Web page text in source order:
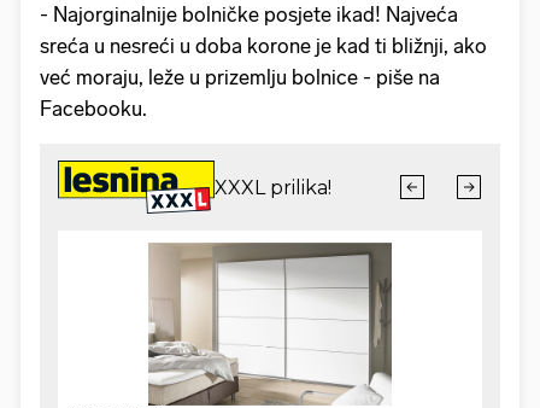
- Najorginalnije bolničke posjete ikad! Najveća
sreća u nesreći u doba korone je kad ti bližnji, ako
već moraju, leže u prizemlju bolnice - piše na
Facebooku.